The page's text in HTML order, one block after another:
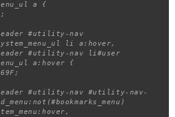
a {
#utility-nav
li a:hover,
#utility-nav li#user
a:hover {
#utility-nav #utility-nav-